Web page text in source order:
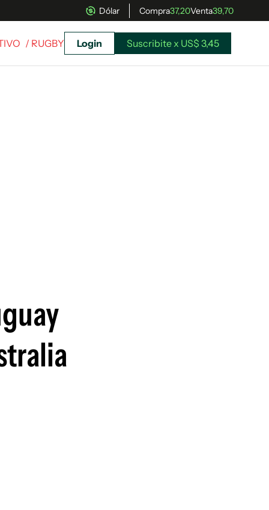
Dólar Compra37,20Venta39,70
/ RUGBY Login Suscribite x US$ 3,45